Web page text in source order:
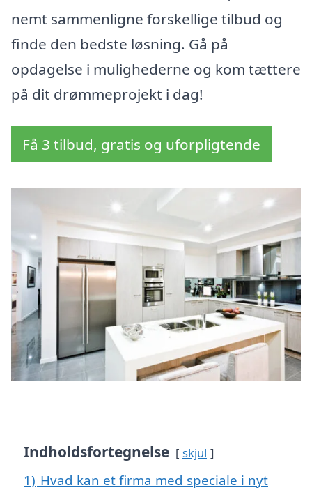
nemt sammenligne forskellige tilbud og
finde den bedste løsning. Gå på
opdagelse i mulighederne og kom tættere
på dit drømmeprojekt i dag!
Få 3 tilbud, gratis og uforpligtende
Indholdsfortegnelse skjul
1) Hvad kan et firma med speciale i nyt